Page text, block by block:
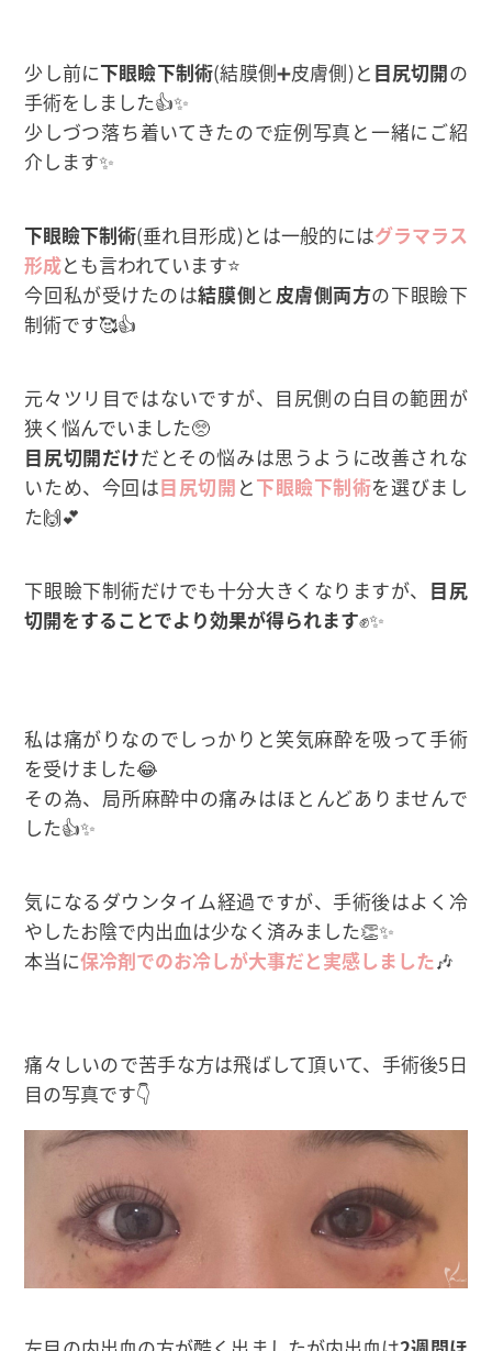
少し前に下眼瞼下制術(結膜側➕皮膚側)と 目尻切開の
手術をしました👍✨
少しづつ落ち着いてきたので症例写真と一緒にご紹
介します✨
下眼瞼下制術(垂れ目形成)とは一般的にはグラマラス
形成とも言われています⭐
今回私が受けたのは結膜側と皮膚側両方の下眼瞼下
制術です🥰👍
元々ツリ目ではないですが、目尻側の白目の範囲が
狭く悩んでいました🥺
目尻切開だけだとその悩みは思うように改善されな
いため、今回は目尻切開 と下眼瞼下制術を選びまし
た🙌‪💕
下眼瞼下制術だけでも十分大きくなりますが、 目尻
切開をすることでより効果が得られます✊✨
私は痛がりなのでしっかりと笑気麻酔を吸って手術
を受けました😂
その為、局所麻酔中の痛みはほとんどありませんで
した👍✨
気になるダウンタイム経過ですが、手術後はよく冷
やしたお陰で内出血は少なく済みました👏✨
本当に保冷剤でのお冷しが大事だと実感しました🎶
痛々しいので苦手な方は飛ばして頂いて、手術後5日
目の写真です👇